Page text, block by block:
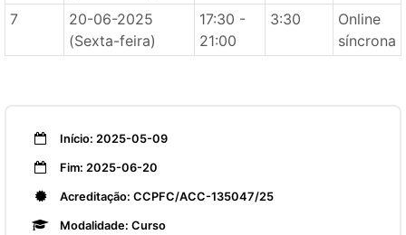
7
20-06-2025
(Sexta-feira)
17:30 -
21:00
3:30
Online
síncrona
Início: 2025-05-09
Fim: 2025-06-20
Acreditação: CCPFC/ACC-135047/25
Modalidade: Curso